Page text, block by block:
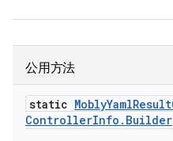
公用方法
static MoblyYamlResult
ControllerInfo . Builder